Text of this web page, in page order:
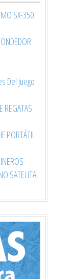
SX-350
Del Juego
REGATAS
PORTÁTIL
SATELITAL